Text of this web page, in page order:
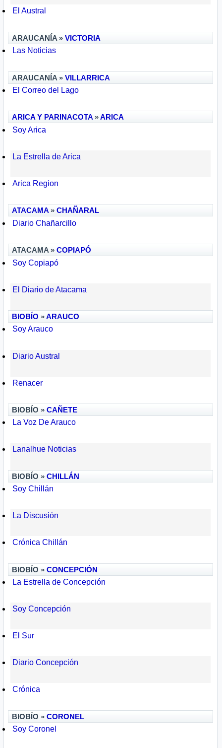
El Austral
ARAUCANÍA »VICTORIA
Las Noticias
ARAUCANÍA »VILLARRICA
El Correo del Lago
ARICA Y PARINACOTA»ARICA
Soy Arica
La Estrella de Arica
Arica Region
ATACAMA »CHAÑARAL
Diario Chañarcillo
ATACAMA »COPIAPÓ
Soy Copiapó
El Diario de Atacama
BIOBÍO »ARAUCO
Soy Arauco
Diario Austral
Renacer
BIOBÍO »CAÑETE
La Voz De Arauco
Lanalhue Noticias
BIOBÍO »CHILLÁN
Soy Chillán
La Discusión
Crónica Chillán
BIOBÍO »CONCEPCIÓN
La Estrella de Concepción
Soy Concepción
El Sur
Diario Concepción
Crónica
BIOBÍO »CORONEL
Soy Coronel